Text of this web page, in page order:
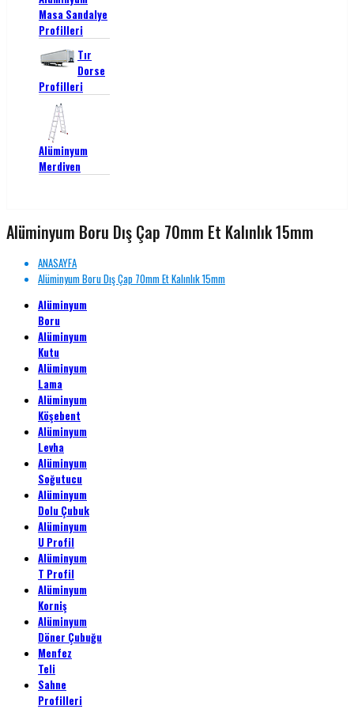
Masa Sandalye
Profilleri
Tır
Dorse
Profilleri
Alüminyum
Merdiven
Alüminyum Boru Dış Çap 70mm Et Kalınlık 15mm
ANASAYFA
Alüminyum Boru Dış Çap 70mm Et Kalınlık 15mm
Alüminyum
Boru
Alüminyum
Kutu
Alüminyum
Lama
Alüminyum
Köşebent
Alüminyum
Levha
Alüminyum
Soğutucu
Alüminyum
Dolu Çubuk
Alüminyum
U Profil
Alüminyum
T Profil
Alüminyum
Korniş
Alüminyum
Döner Çubuğu
Menfez
Teli
Sahne
Profilleri